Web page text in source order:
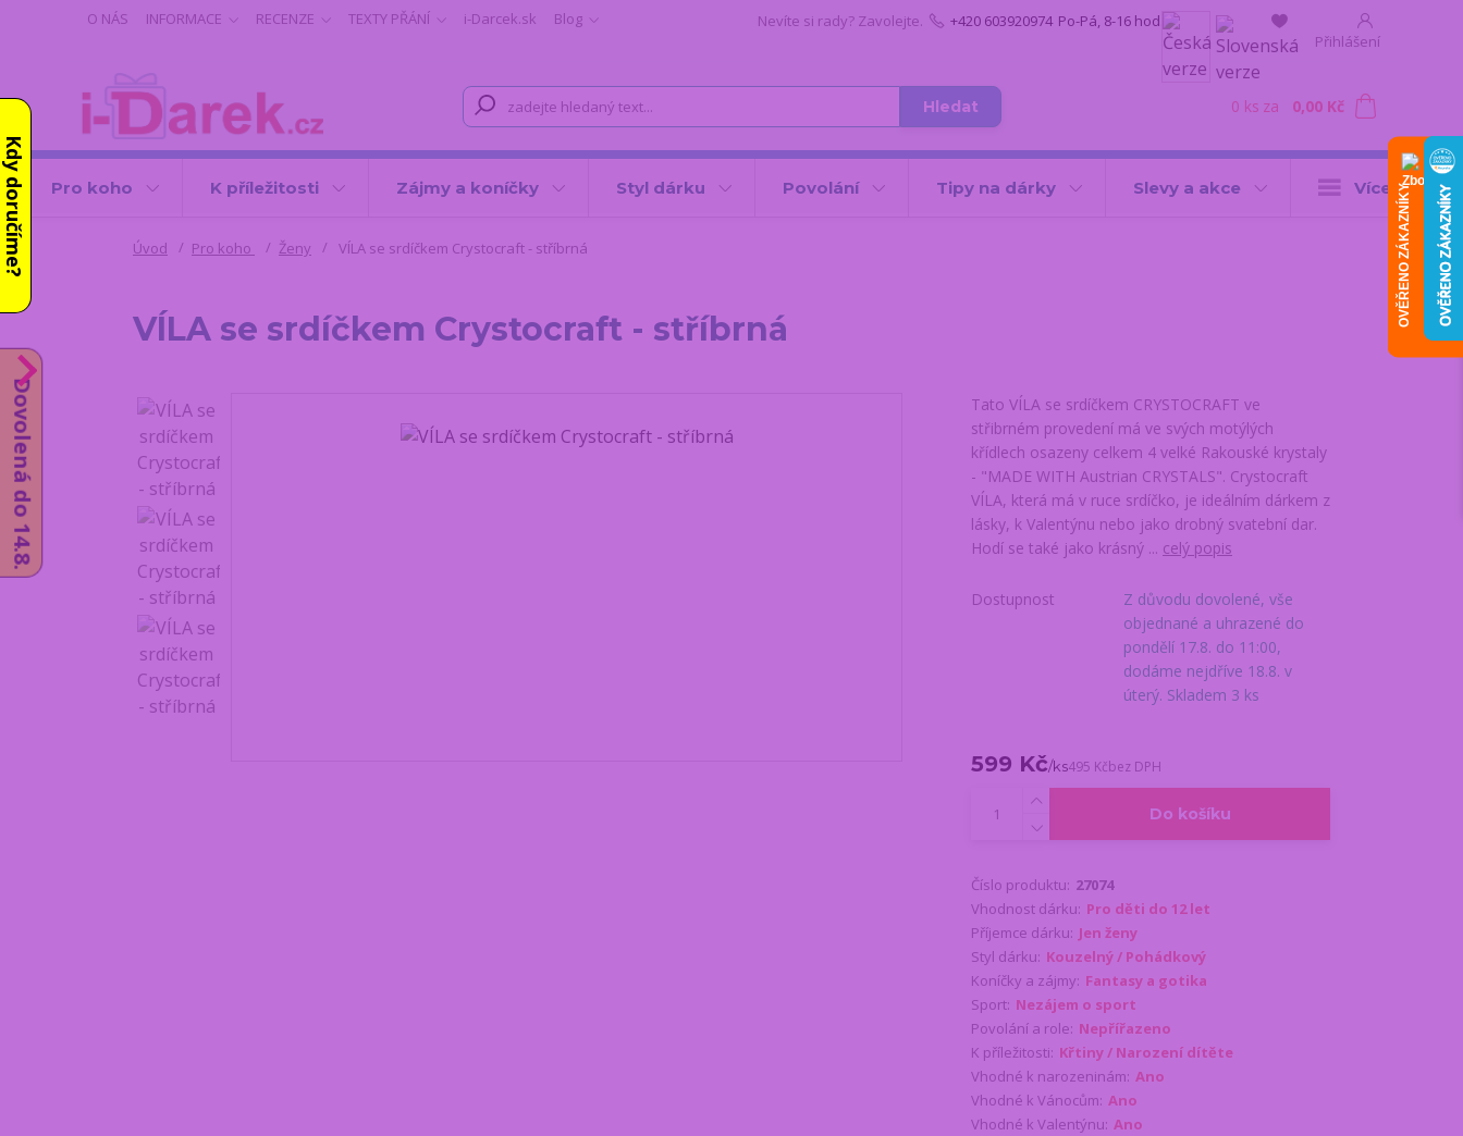
O NÁS INFORMACE RECENZE TEXTY PŘÁNÍ i-Darcek.sk
Blog
Přihlášení
Hledat
Nevíte si rady? Zavolejte. +420 603920974 Po-Pá, 8-16 hod.
0 ks za 0,00 Kč
Pro koho K příležitosti Zájmy a koníčky Styl dárku Povolání Tipy na dárky Slevy a akce Více
Úvod Pro koho Ženy VÍLA se srdíčkem Crystocraft - stříbrná
VÍLA se srdíčkem Crystocraft - stříbrná
Tato VÍLA se srdíčkem CRYSTOCRAFT ve
střibrném provedení má ve svých motýlých
křídlech osazeny celkem 4 velké Rakouské krystaly
- "MADE WITH Austrian CRYSTALS". Crystocraft
VÍLA, která má v ruce srdíčko, je ideálním dárkem z
lásky, k Valentýnu nebo jako drobný svatební dar.
Hodí se také jako krásný ... celý popis
Dostupnost
Z důvodu dovolené, vše
objednané a uhrazené do
pondělí 17.8. do 11:00,
dodáme nejdříve 18.8. v
úterý. Skladem 3 ks
599 Kč/ks495 Kčbez DPH
Do košíku
Číslo produktu: 27074
Vhodnost dárku: Pro děti do 12 let
Příjemce dárku: Jen ženy
Styl dárku: Kouzelný / Pohádkový
Koníčky a zájmy: Fantasy a gotika
Sport: Nezájem o sport
Povolání a role: Nepřířazeno
K příležitosti: Křtiny / Narození dítěte
Vhodné k narozeninám: Ano
Vhodné k Vánocům: Ano
Vhodné k Valentýnu: Ano
Dovolená do 14.8.
Kdy doručíme? OVĚŘENO ZÁKAZNÍKY